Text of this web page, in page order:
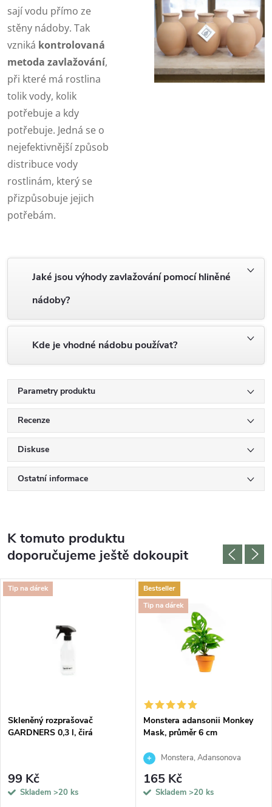
sají vodu přímo ze
stěny nádoby. Tak
vzniká kontrolovaná
metoda zavlažování,
při které má rostlina
tolik vody, kolik
potřebuje a kdy
potřebuje. Jedná se o
nejefektivnější způsob
distribuce vody
rostlinám, který se
přizpůsobuje jejich
potřebám.
Jaké jsou výhody zavlažování pomocí hliněné
nádoby?
Kde je vhodné nádobu používat?
Parametry produktu
Recenze
Diskuse
Ostatní informace
K tomuto produktu
doporučujeme ještě dokoupit
Tip na dárek
Skleněný rozprašovač
GARDNERS 0,3 l, čirá
99 Kč
Skladem >20 ks
Bestseller
Tip na dárek
Monstera adansonii Monkey
Mask, průměr 6 cm
Monstera, Adansonova
monstera, Švýcarský sýr
165 Kč
Skladem >20 ks